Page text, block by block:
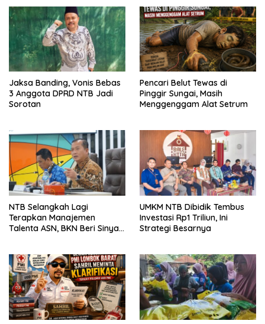
Jaksa Banding, Vonis Bebas
3 Anggota DPRD NTB Jadi
Sorotan
Pencari Belut Tewas di
Pinggir Sungai, Masih
Menggenggam Alat Setrum
NTB Selangkah Lagi
Terapkan Manajemen
Talenta ASN, BKN Beri Sinyal
UMKM NTB Dibidik Tembus
Investasi Rp1 Triliun, Ini
Strategi Besarnya